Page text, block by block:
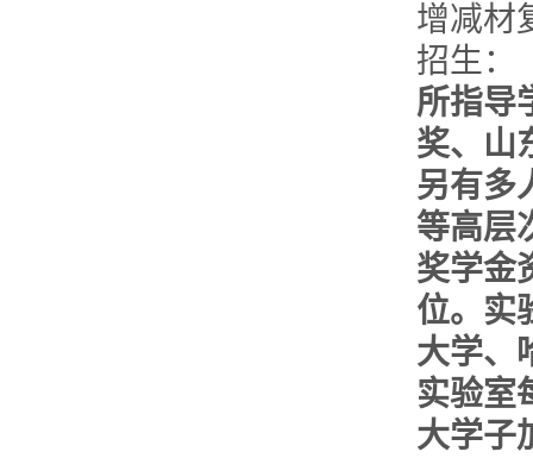
增减材
招生：
所指导
奖、山
另有多
等高层
奖学金
位。实
大学、
实验室
大学子